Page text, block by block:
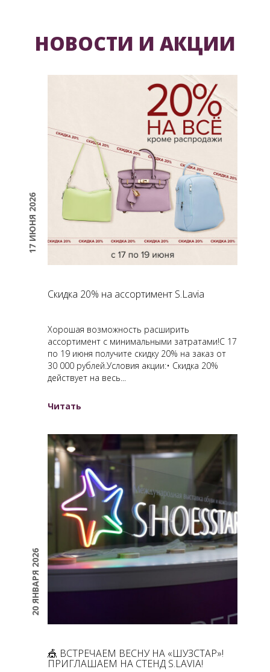
НОВОСТИ И АКЦИИ
17 ИЮНЯ 2026
Скидка 20% на ассортимент S.Lavia
Хорошая возможность расширить
ассортимент с минимальными затратами!С 17
по 19 июня получите скидку 20% на заказ от
30 000 рублей.Условия акции:• Скидка 20%
действует на весь...
Читать
20 ЯНВАРЯ 2026
​🎪 ВСТРЕЧАЕМ ВЕСНУ НА «ШУЗСТАР»!
ПРИГЛАШАЕМ НА СТЕНД S.LAVIA!